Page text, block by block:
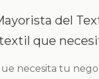
del
que
necesita tu